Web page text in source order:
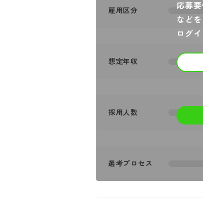
応募
など
ログ
雇用区分
想定年収
採用人数
選考プロセス